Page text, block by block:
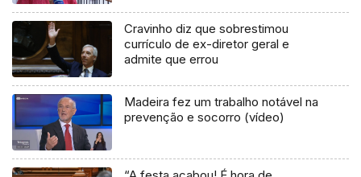
Cravinho diz que sobrestimou
currículo de ex-diretor geral e
admite que errou
Madeira fez um trabalho notável na
prevenção e socorro (vídeo)